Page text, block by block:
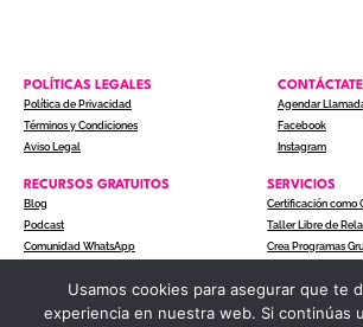
POLÍTICAS LEGALES
Política de Privacidad
Términos y Condiciones
Aviso Legal
Agendar
Facebook
Instagram
RECURSOS GRATUITOS
Blog
Podcast
Comunidad WhatsApp
SERVICIOS
Certificación como
Taller Libre de
Crea Programas
Usamos cookies para asegurar que te
experiencia en nuestra web. Si continúas